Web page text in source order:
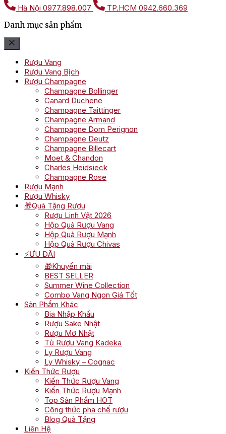
Hà Nội 0977.898.007 TP.HCM 0942.660.369
Danh mục sản phẩm
Rượu Vang
Rượu Vang Bịch
Rượu Champagne
Champagne Bollinger
Canard Duchene
Champagne Taittinger
Champagne Armand
Champagne Dom Perignon
Champagne Deutz
Champagne Billecart
Moet & Chandon
Charles Heidsieck
Champagne Rose
Rượu Mạnh
Rượu Whisky
🎁Quà Tặng Rượu
Rượu Linh Vật 2026
Hộp Quà Rượu Vang
Hộp Quà Rượu Mạnh
Hộp Quà Rượu Chivas
⚡ƯU ĐÃI
🎁Khuyến mãi
BEST SELLER
Summer Wine Collection
Combo Vang Ngon Giá Tốt
Sản Phẩm Khác
Bia Nhập Khẩu
Rượu Sake Nhật
Rượu Mơ Nhật
Tủ Rượu Vang Kadeka
Ly Rượu Vang
Ly Whisky – Cognac
Kiến Thức Rượu
Kiến Thức Rượu Vang
Kiến Thức Rượu Mạnh
Top Sản Phẩm HOT
Công thức pha chế rượu
Blog Quà Tặng
Liên Hệ